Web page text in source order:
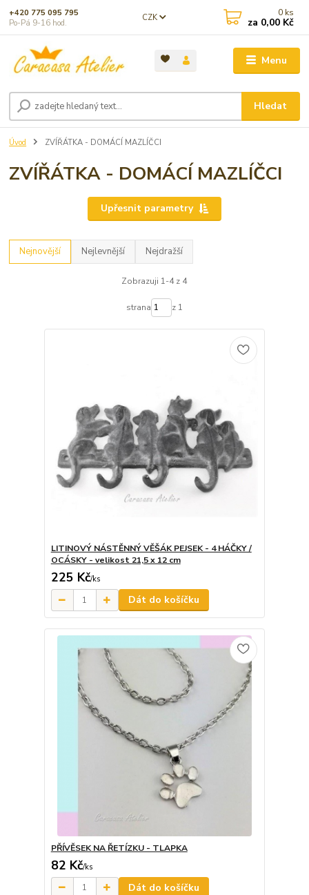
Menu
CZK
Hledat
+420 775 095 795
Po-Pá 9-16 hod.
0 ks
za 0,00 Kč
Úvod ZVÍŘÁTKA - DOMÁCÍ MAZLÍČCI
ZVÍŘÁTKA - DOMÁCÍ MAZLÍČCI
Upřesnit parametry
Nejnovější Nejlevnější Nejdražší
Zobrazuji 1-4 z 4
strana z 1
LITINOVÝ NÁSTĚNNÝ VĚŠÁK PEJSEK - 4 HÁČKY /
OCÁSKY - velikost 21,5 x 12 cm
225 Kč/ks
Dát do košíčku
PŘÍVĚSEK NA ŘETÍZKU - TLAPKA
82 Kč/ks
Dát do košíčku